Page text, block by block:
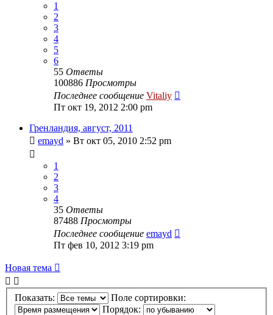
1
2
3
4
5
6
55 Ответы
100886 Просмотры
Последнее сообщение Vitaliy
Пт окт 19, 2012 2:00 pm
Гренландия, август, 2011
emayd » Вт окт 05, 2010 2:52 pm
1
2
3
4
35 Ответы
87488 Просмотры
Последнее сообщение emayd
Пт фев 10, 2012 3:19 pm
Новая тема
Показать:
Поле сортировки:
Порядок: